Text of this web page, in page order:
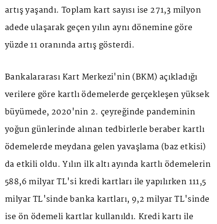
artış yaşandı. Toplam kart sayısı ise 271,3 milyon
adede ulaşarak geçen yılın aynı dönemine göre
yüzde 11 oranında artış gösterdi.
Bankalararası Kart Merkezi'nin (BKM) açıkladığı
verilere göre kartlı ödemelerde gerçekleşen yüksek
büyümede, 2020'nin 2. çeyreğinde pandeminin
yoğun günlerinde alınan tedbirlerle beraber kartlı
ödemelerde meydana gelen yavaşlama (baz etkisi)
da etkili oldu. Yılın ilk altı ayında kartlı ödemelerin
588,6 milyar TL'si kredi kartları ile yapılırken 111,5
milyar TL'sinde banka kartları, 9,2 milyar TL'sinde
ise ön ödemeli kartlar kullanıldı. Kredi kartı ile